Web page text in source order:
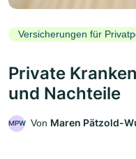
Versicherungen für
Private
und Nachteile
MPW Von Maren Pätzold-